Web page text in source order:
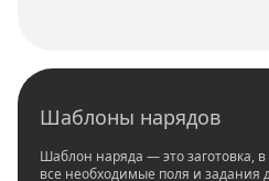
Шаблоны нарядов
Шаблон наряда — это заготовка,
все необходимые поля и задания